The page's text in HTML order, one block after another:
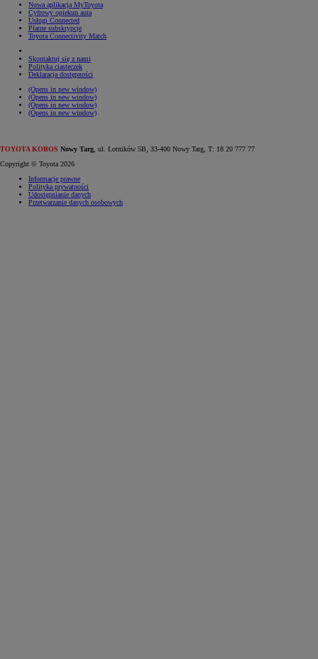
Nowa aplikacja MyToyota
Cyfrowy opiekun auta
Usługi Connected
Płatne subskrypcje
Toyota Connectivity Match
Skontaktuj się z nami
Polityka ciasteczek
Deklaracja dostępności
(Opens in new window)
(Opens in new window)
(Opens in new window)
(Opens in new window)
TOYOTA KOBOS Nowy Targ, ul. Lotników 5B, 33-400 Nowy Targ, T: 18 20 777 77
Copyright © Toyota 2026
Informacje prawne
Polityka prywatności
Udostępnianie danych
Przetwarzanie danych osobowych